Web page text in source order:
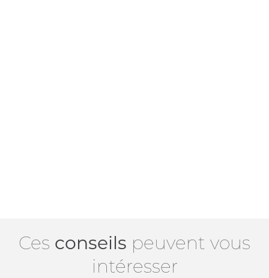
Ces conseils peuvent vous
intéresser